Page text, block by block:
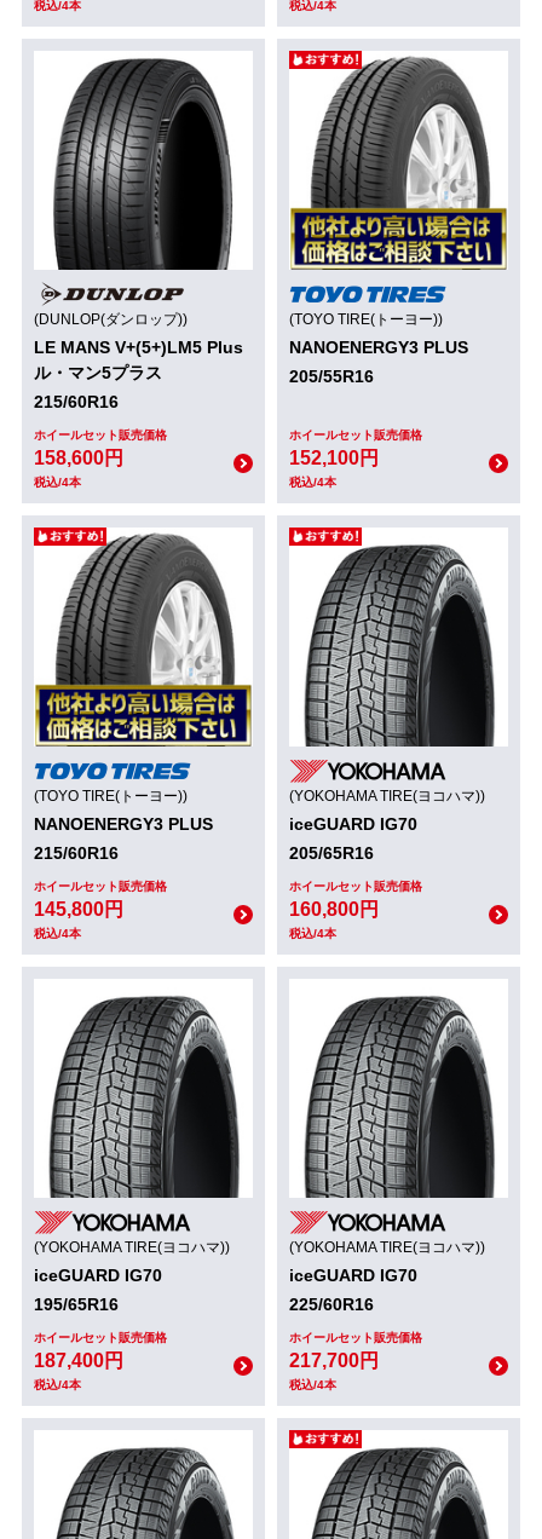
税込/4本 税込/4本
(DUNLOP(ダンロップ))
LE MANS V+(5+)LM5 Plus
ル・マン5プラス
215/60R16
ホイールセット販売価格
158,600円
税込/4本
(TOYO TIRE(トーヨー))
NANOENERGY3 PLUS
205/55R16
ホイールセット販売価格
152,100円
税込/4本
(TOYO TIRE(トーヨー))
NANOENERGY3 PLUS
215/60R16
ホイールセット販売価格
145,800円
税込/4本
(YOKOHAMA TIRE(ヨコハマ))
iceGUARD IG70
205/65R16
ホイールセット販売価格
160,800円
税込/4本
(YOKOHAMA TIRE(ヨコハマ))
iceGUARD IG70
195/65R16
ホイールセット販売価格
187,400円
税込/4本
(YOKOHAMA TIRE(ヨコハマ))
iceGUARD IG70
225/60R16
ホイールセット販売価格
217,700円
税込/4本